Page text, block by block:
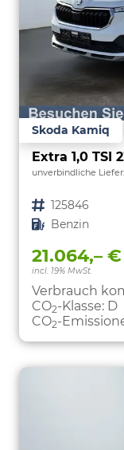
Skoda Kamiq
Extra 1,0 TSI
unverbindliche
Fahrzeugnr. 125846
Kraftstoff Benzin
21.064,– €
incl. 19% MwSt.
Verbrauch
CO2-Klasse: D
CO2-